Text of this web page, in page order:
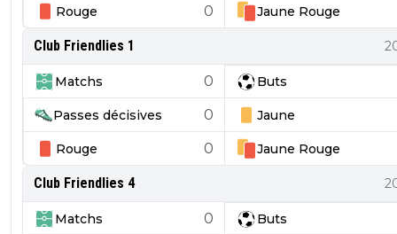
Rouge 0 Jaune Rouge
Club Friendlies 1
Matchs 0 Buts
Passes décisives 0 Jaune
Rouge 0 Jaune Rouge
Club Friendlies 4
Matchs 0 Buts